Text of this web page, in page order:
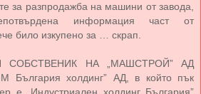
за разпродажба на машини от завода,
информация част от
било изкупено за … скрап.
СОБСТВЕНИК НА „МАШСТРОЙ” АД
България холдинг” АД, в който пък